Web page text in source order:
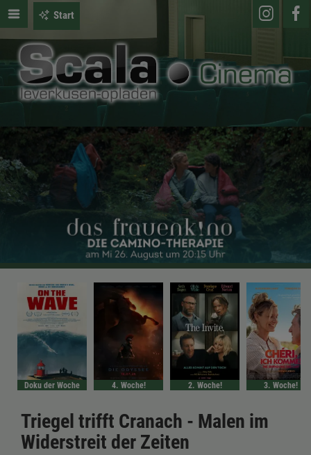
Start
Doku der Woche 4. Woche! 2. Woche! 3. Woche!
Triegel trifft Cranach - Malen im
Widerstreit der Zeiten